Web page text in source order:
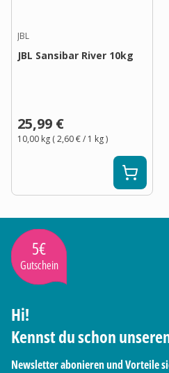
JBL
JBL Sansibar River 10kg
25,99 €
10,00 kg (2,60 €/ 1 kg)
5€
Gutschein
Hi!
Kennst du schon
Newsletter abonieren und Vorteile